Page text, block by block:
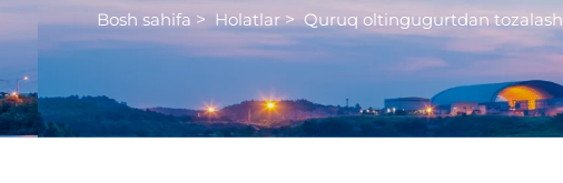
Bosh sahifa >Holatlar>Quruq oltingugurtdan tozalash